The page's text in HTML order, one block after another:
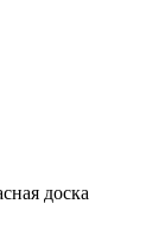
доска